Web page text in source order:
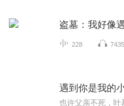
盗墓：我好像
228 7435
遇到你是我的